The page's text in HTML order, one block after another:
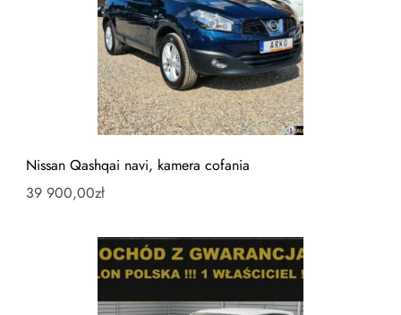
Nissan Qashqai navi, kamera cofania
39 900,00zł